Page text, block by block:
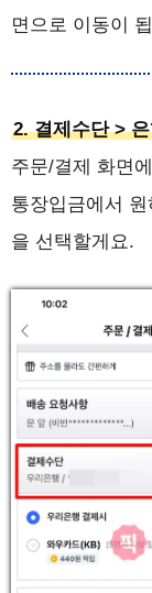
면으로 이동이
2. 결제수단 >
주문/결제 화면
통장입금에서
을 선택할게요.